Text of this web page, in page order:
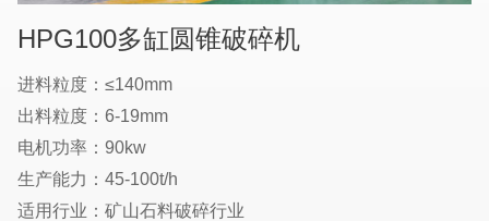
HPG100多缸圆锥破碎机
进料粒度：≤140mm
出料粒度：6-19mm
电机功率：90kw
生产能力：45-100t/h
适用行业：矿山石料破碎行业